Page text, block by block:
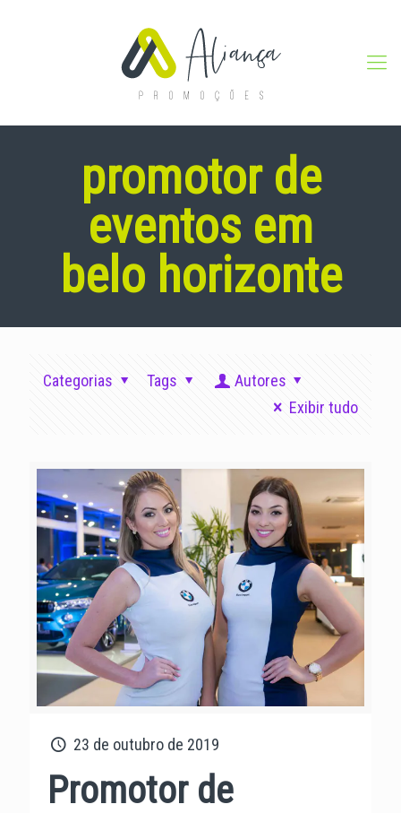
promotor de
eventos em
belo horizonte
Categorias Tags
Autores
Exibir tudo
23 de outubro de 2019
Promotor de